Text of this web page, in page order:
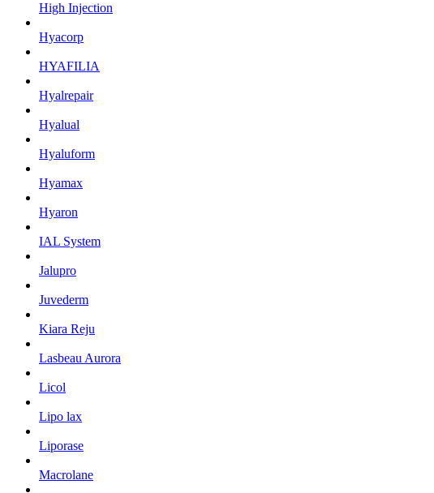
High Injection
Hyacorp
HYAFILIA
Hyalrepair
Hyalual
Hyaluform
Hyamax
Hyaron
IAL System
Jalupro
Juvederm
Kiara Reju
Lasbeau Aurora
Licol
Lipo lax
Liporase
Macrolane